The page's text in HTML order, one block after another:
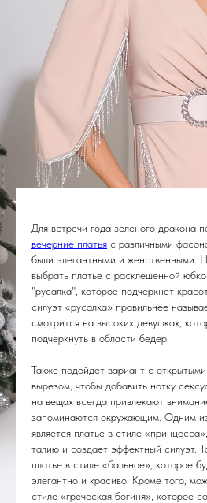
Для встречи года зеленого дракона
вечерние платья с различными
были элегантными и женственными.
выбрать платье с расклешенной
"русалка", которое подчеркнет
силуэт «русалка» правильнее
смотрится на высоких девушках,
подчеркнуть в области бедер.
Также подойдет вариант с
вырезом, чтобы добавить нотку
на вещах всегда привлекают
запоминаются окружающим. Одним
является платье в стиле
талию и создает эффектный силуэт.
платье в стиле «бальное», которое
элегантно и красиво. Кроме того,
стиле «греческая богиня», которое